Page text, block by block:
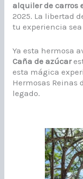
alquiler de carros
2025. La libertad
tu experiencia
Ya esta hermosa
Caña de azúcar
esta mágica
Hermosas
legado.